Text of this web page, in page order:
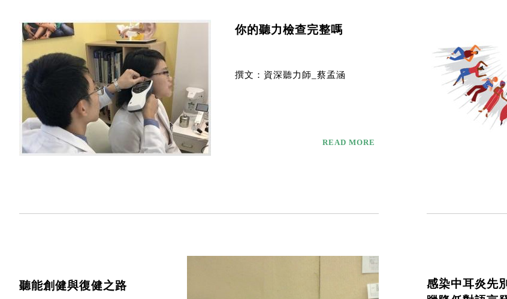
你的聽力檢查完整嗎
撰文：資深聽力師_蔡孟涵
READ MORE
聽能創健與復健之路
感染中耳炎先